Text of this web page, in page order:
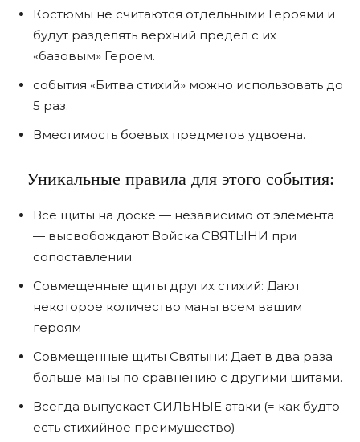
Костюмы не считаются отдельными Героями и
будут разделять верхний предел с их
«базовым» Героем.
события «Битва стихий» можно использовать до
5 раз.
Вместимость боевых предметов удвоена.
Уникальные правила для этого события:
Все щиты на доске — независимо от элемента
— высвобождают Войска СВЯТЫНИ при
сопоставлении.
Совмещенные щиты других стихий: Дают
некоторое количество маны всем вашим
героям
Совмещенные щиты Святыни: Дает в два раза
больше маны по сравнению с другими щитами.
Всегда выпускает СИЛЬНЫЕ атаки (= как будто
есть стихийное преимущество)